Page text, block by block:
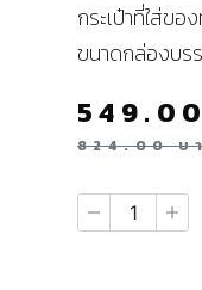
กระเป๋าที่ใส่ข
ขนาดกล่องบร
824.00บ
549.00